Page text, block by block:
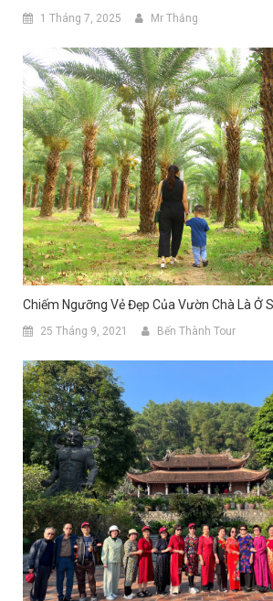
1 Tháng 7, 2025 Mr Thắng
Chiếm Ngưỡng Vẻ Đẹp Của Vườn Chà Là Ở
25 Tháng 9, 2021 Bến Thành Tour